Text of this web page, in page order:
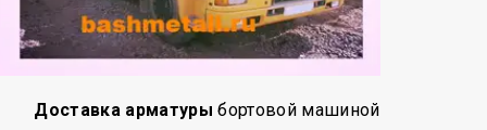
Доставка арматурыбортовой машиной